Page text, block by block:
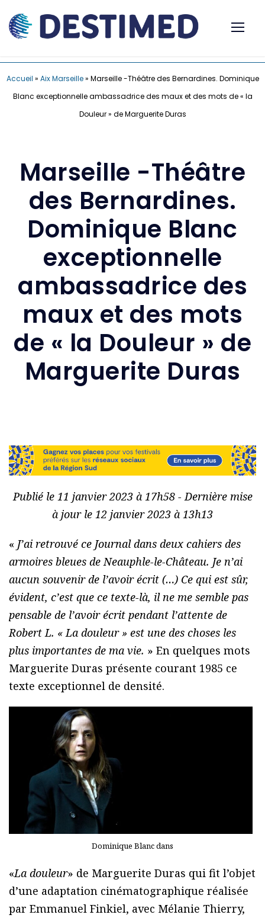
Accueil » Aix Marseille» Marseille -Théâtre des Bernardines. Dominique
Blanc exceptionnelle ambassadrice des maux et des mots de « la
Douleur » de Marguerite Duras
Marseille -Théâtre
des Bernardines.
Dominique Blanc
exceptionnelle
ambassadrice des
maux et des mots
de « la Douleur » de
Marguerite Duras
Publié le 11 janvier 2023 à 17h58 - Dernière mise
à jour le 12 janvier 2023 à 13h13
« J’ai retrouvé ce Journal dans deux cahiers des
armoires bleues de Neauphle-le-Château. Je n’ai
aucun souvenir de l’avoir écrit (…) Ce qui est sûr,
évident, c’est que ce texte-là, il ne me semble pas
pensable de l’avoir écrit pendant l’attente de
Robert L. « La douleur » est une des choses les
plus importantes de ma vie. » En quelques mots
Marguerite Duras présente courant 1985 ce
texte exceptionnel de densité.
Dominique Blanc dans
«La douleur» de Marguerite Duras qui fit l’objet
d’une adaptation cinématographique réalisée
par Emmanuel Finkiel, avec Mélanie Thierry,